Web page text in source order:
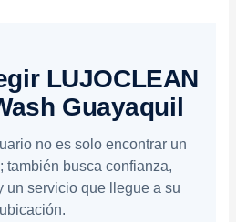
LUJOCLEAN
Guayaquil
no es solo encontrar un
también busca confianza,
un servicio que llegue a su
ubicación.